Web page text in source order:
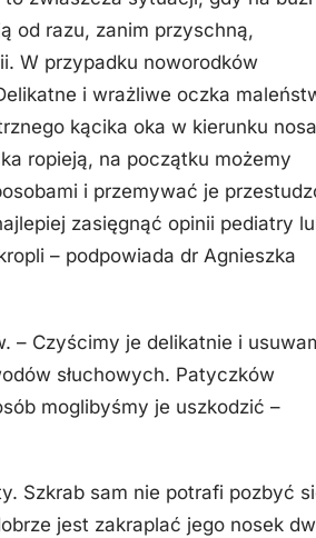
od razu, zanim przyschną,
W przypadku noworodków
i wrażliwe oczka
kącika oka w kierunku
ropieją, na początku możemy
i przemywać je
zasięgnąć opinii pediatry
– podpowiada dr Agnieszka
– Czyścimy je delikatnie i
słuchowych. Patyczków
moglibyśmy je uszkodzić –
Szkrab sam nie potrafi pozbyć
jest zakraplać jego nosek